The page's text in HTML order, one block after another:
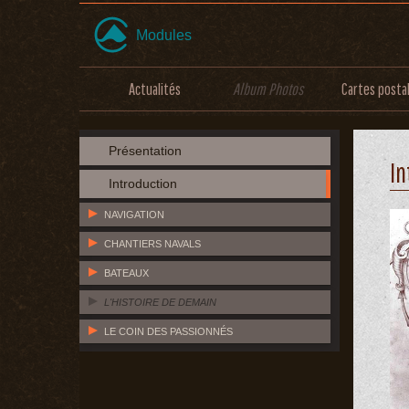
Modules
Actualités Album Photos Cartes
Présentation
Introduction
NAVIGATION
CHANTIERS NAVALS
BATEAUX
L'HISTOIRE DE DEMAIN
LE COIN DES PASSIONNÉS